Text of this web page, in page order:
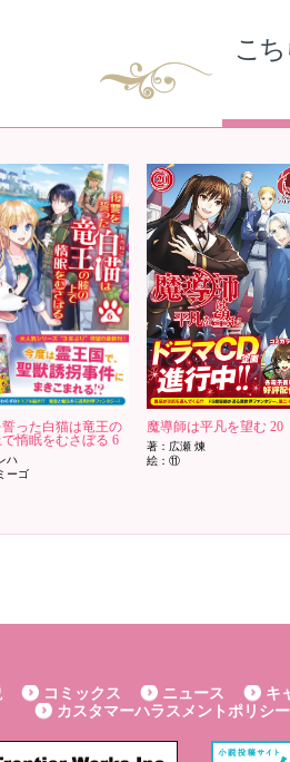
こ
った白猫は竜王の
で惰眠をむさぼる 6
ハ
ーゴ
魔導師は平凡を望む 20
著：広瀬 煉
絵：⑪
コミックス ニュース キ
カスタマーハラスメントポリシー